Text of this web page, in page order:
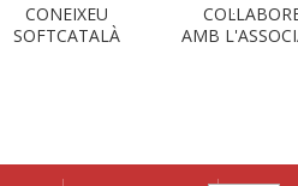
CONEIXEU
SOFTCATALÀ
AMB